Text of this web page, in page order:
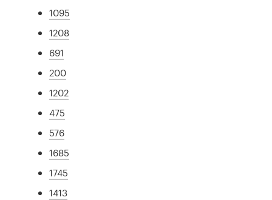
1095
1208
691
200
1202
475
576
1685
1745
1413